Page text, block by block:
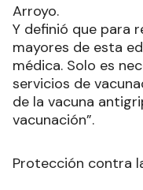
Arroyo.
Y definió que para
mayores de esta
médica. Solo es
servicios de
de la vacuna
vacunación”.
Protección contra